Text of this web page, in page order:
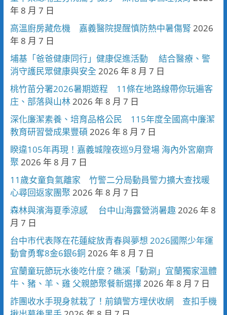
年 8 月 7 日
高溫廚房藏危機 嘉義醫院提醒慎防熱中暑傷腎 2026
年 8 月 7 日
埔基「爸爸健康同行」健康促進活動 結合醫療、警
消守護民眾健康與安全 2026 年 8 月 7 日
桃竹苗分署2026暑期遊程 11條在地路線帶你玩遍客
庄、部落與山林 2026 年 8 月 7 日
深化廉潔素養、培育品格公民 115年度全國高中廉潔
教育研習營成果豐碩 2026 年 8 月 7 日
睽違105年再現！嘉義城隍夜巡9月登場 海內外宮廟齊
聚 2026 年 8 月 7 日
11歲女童負氣離家 竹警二分局動員警力擴大查找暖
心尋回返家團聚 2026 年 8 月 7 日
森林與濱海夏季涼感 台中山海露營消暑趣 2026 年 8
月 7 日
台中市代表隊在花蓮綻放青春與夢想 2026國際少年運
動會勇奪8金6銀6銅 2026 年 8 月 7 日
宜蘭童玩節玩水後吃什麼？礁溪「動涮」宜蘭獨家溫體
牛、豬、羊、雞 父親節聚餐新選擇 2026 年 8 月 7 日
詐團收水手現身就栽了！前鎮警方埋伏收網 查扣手機